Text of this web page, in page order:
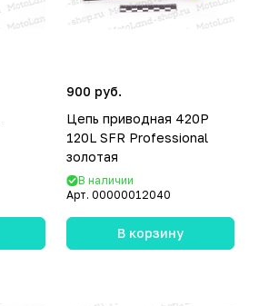
900 руб.
Цепь приводная 420P
120L SFR Professional
золотая
В наличии
Арт. 00000012040
В корзину